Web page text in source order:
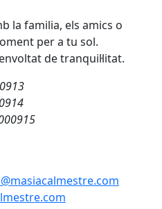
la familia, els amics o
per a tu sol.
de tranquil·litat.